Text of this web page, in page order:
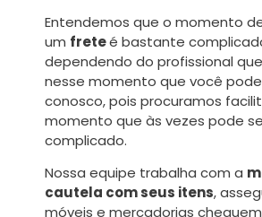
Entendemos que o momento
um freteé bastante
dependendo do profissional
nesse momento que você
conosco, pois procuramos
momento que às vezes pode
complicado.
Nossa equipe trabalha com a
cautela com seus itens,
móveis e mercadorias